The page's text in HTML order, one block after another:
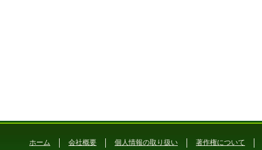
ホーム 会社概要 個人情報の取り扱い 著作権について